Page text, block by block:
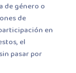
de género o
de
en
el
pasar por